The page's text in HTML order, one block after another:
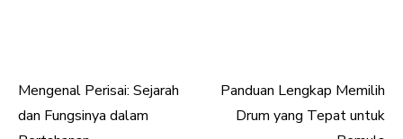
Post
Mengenal Perisai: Sejarah
dan Fungsinya dalam
Panduan Lengkap Memilih
Drum yang Tepat untuk